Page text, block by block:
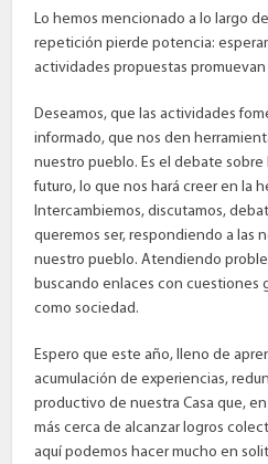
Lo hemos mencionado a lo largo
repetición pierde potencia:
actividades propuestas
Deseamos, que las actividades
informado, que nos den
nuestro pueblo. Es el debate sobre
futuro, lo que nos hará creer en la
Intercambiemos, discutamos,
queremos ser, respondiendo a las
nuestro pueblo. Atendiendo
buscando enlaces con cuestiones
como sociedad.
Espero que este año, lleno de
acumulación de experiencias,
productivo de nuestra Casa que,
más cerca de alcanzar logros
aquí podemos hacer mucho en